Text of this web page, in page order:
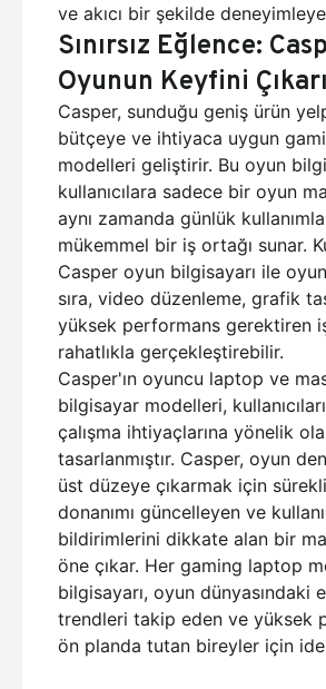
ve akıcı bir şekilde
Sınırsız Eğlence:
Oyunun Keyfini
Casper, sunduğu geniş ürün
bütçeye ve ihtiyaca uygun
modelleri geliştirir. Bu oyun
kullanıcılara sadece bir oyun
aynı zamanda günlük
mükemmel bir iş ortağı sunar.
Casper oyun bilgisayarı ile
sıra, video düzenleme, grafik
yüksek performans gerektiren
rahatlıkla gerçekleştirebilir.
Casper'ın oyuncu laptop ve
bilgisayar modelleri,
çalışma ihtiyaçlarına yönelik
tasarlanmıştır. Casper, oyun
üst düzeye çıkarmak için
donanımı güncelleyen ve
bildirimlerini dikkate alan bir
öne çıkar. Her gaming laptop
bilgisayarı, oyun dünyasındaki
trendleri takip eden ve yüksek
ön planda tutan bireyler için